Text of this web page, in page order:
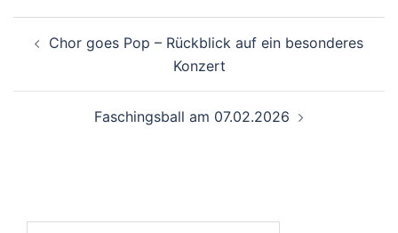
Chor goes Pop – Rückblick auf ein besonderes
Konzert
Faschingsball am 07.02.2026